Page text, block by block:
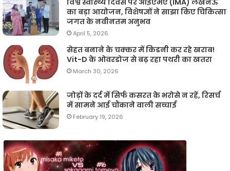
विश्व स्वास्थ्य दिवस पर आईएमए (IMA) लखनऊ
का बड़ा आयोजन, विशेषज्ञों ने साझा किए चिकित्सा
जगत के नवीनतम अनुभव
April 5, 2026
सेहत बनाने के चक्कर में किडनी कर रहे खराब!
Vit-D के ओवरडोज से बढ़ रहा पथरी का खतरा
March 30, 2026
जोड़ों के दर्द में सिर्फ कसरत के भरोसे न रहें, रिसर्च
में सामने आई चौंकाने वाली सच्चाई
February 19, 2026